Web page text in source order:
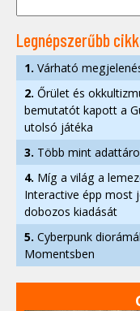
Legnépszerűbb
1. Várható
2. Őrület és
bemutatót kapott a
utolsó játéka
3. Több mint
4. Míg a világ a
Interactive épp most
dobozos kiadását
5. Cyberpunk
Momentsben